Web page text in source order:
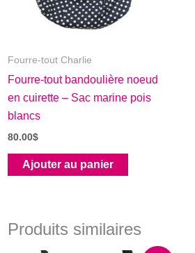
Fourre-tout Charlie
Fourre-tout bandoulière noeud
en cuirette – Sac marine pois
blancs
80.00$
Ajouter au panier
Produits similaires